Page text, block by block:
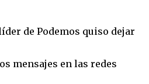
de Podemos quiso dejar
mensajes en las redes